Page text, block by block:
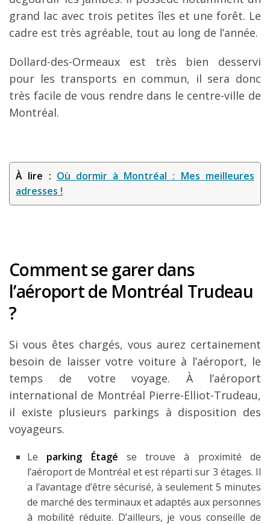
grand lac avec trois petites îles et une forêt. Le
cadre est très agréable, tout au long de l’année.
Dollard-des-Ormeaux est très bien desservi
pour les transports en commun, il sera donc
très facile de vous rendre dans le centre-ville de
Montréal.
À lire : Où dormir à Montréal : Mes meilleures
adresses !
Comment se garer dans
l’aéroport de Montréal Trudeau
?
Si vous êtes chargés, vous aurez certainement
besoin de laisser votre voiture à l’aéroport, le
temps de votre voyage. À l’aéroport
international de Montréal Pierre-Elliot-Trudeau,
il existe plusieurs parkings à disposition des
voyageurs.
Le parking Étagé se trouve à proximité de
l’aéroport de Montréal et est réparti sur 3 étages. Il
a l’avantage d’être sécurisé, à seulement 5 minutes
de marché des terminaux et adaptés aux personnes
à mobilité réduite. D’ailleurs, je vous conseille de